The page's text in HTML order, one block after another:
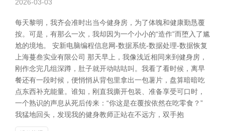
2026-03-03
每天黎明，我齐会准时出当今健身房，为了体魄和健康勤恳覆
按。可是，有那么一次，我却因为一个小小的“造作”而堕入了尴
尬的境地。 安新电脑编程信息网-数据系统-数据处理-数据恢复
上海蔓叁实业有限公司 那天早上，我像浅近相同来到健身房，
刚作念完几组深蹲，肚子就开动咕咕叫。我看了看时候，离早
餐还有一段时候，便悄悄从背包里拿出一包薯片，盘算暗暗吃
点东西补充能量。谁知，刚直我撕开包装、准备享受可口时，
一个熟识的声息从死后传来：“你这是在覆按依然在吃零食？”
我猛地回头，发现我的健身教师正站在不远方，双手抱